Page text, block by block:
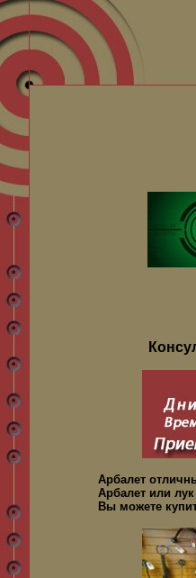
Арбалет
Арбалет или
Вы можете